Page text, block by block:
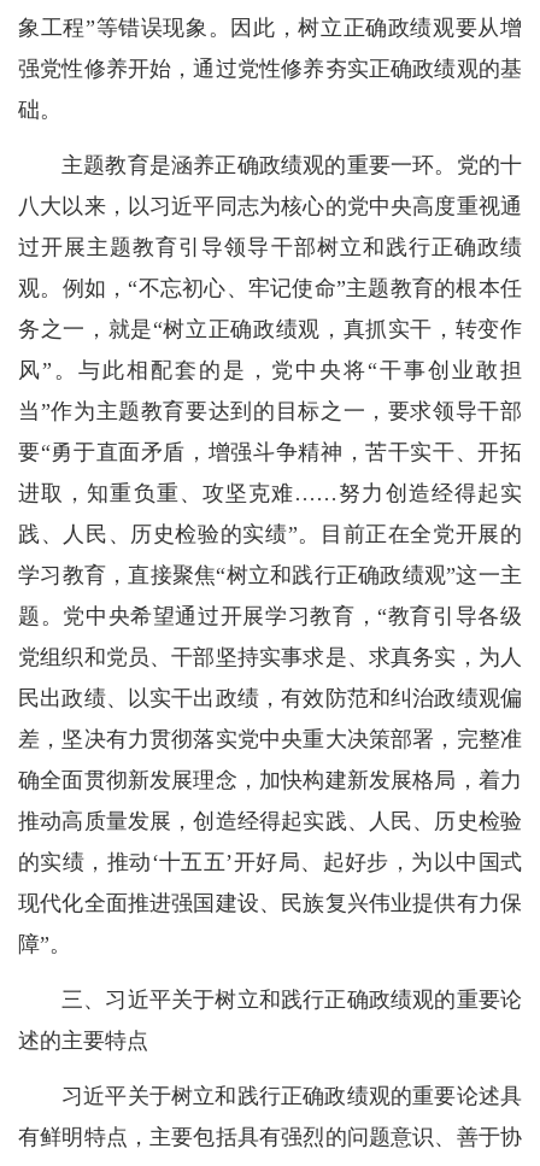
象工程”等错误现象。因此，树立正确政绩观要从增
强党性修养开始，通过党性修养夯实正确政绩观的基
础。
主题教育是涵养正确政绩观的重要一环。党的十
八大以来，以习近平同志为核心的党中央高度重视通
过开展主题教育引导领导干部树立和践行正确政绩
观。例如，“不忘初心、牢记使命”主题教育的根本任
务之一，就是“树立正确政绩观，真抓实干，转变作
风”。与此相配套的是，党中央将“干事创业敢担
当”作为主题教育要达到的目标之一，要求领导干部
要“勇于直面矛盾，增强斗争精神，苦干实干、开拓
进取，知重负重、攻坚克难……努力创造经得起实
践、人民、历史检验的实绩”。目前正在全党开展的
学习教育，直接聚焦“树立和践行正确政绩观”这一主
题。党中央希望通过开展学习教育，“教育引导各级
党组织和党员、干部坚持实事求是、求真务实，为人
民出政绩、以实干出政绩，有效防范和纠治政绩观偏
差，坚决有力贯彻落实党中央重大决策部署，完整准
确全面贯彻新发展理念，加快构建新发展格局，着力
推动高质量发展，创造经得起实践、人民、历史检验
的实绩，推动‘十五五’开好局、起好步，为以中国式
现代化全面推进强国建设、民族复兴伟业提供有力保
障”。
三、习近平关于树立和践行正确政绩观的重要论
述的主要特点
习近平关于树立和践行正确政绩观的重要论述具
有鲜明特点，主要包括具有强烈的问题意识、善于协